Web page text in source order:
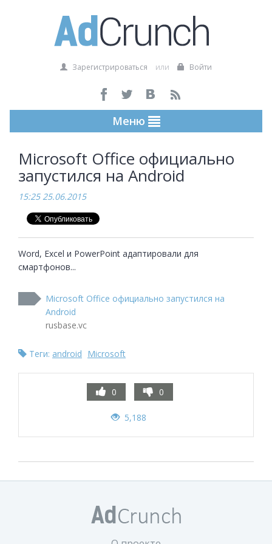
Зарегистрироваться или Войти
Меню
Microsoft Office официально
запустился на Android
15:25 25.06.2015
Word, Excel и PowerPoint адаптировали для
смартфонов...
Microsoft Office официально запустился на
Android
rusbase.vc
Теги: android Microsoft
0 0
5,188